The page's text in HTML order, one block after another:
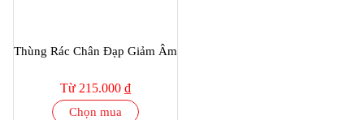
Thùng Rác Chân Đạp Giảm Âm
Từ 215.000 ₫
Chọn mua